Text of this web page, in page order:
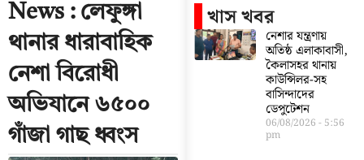
News : লেফুঙ্গা
থানার ধারাবাহিক
নেশা বিরোধী
অভিযানে ৬৫০০
গাঁজা গাছ ধ্বংস
খাস খবর
নেশার যন্ত্রণায়
অতিষ্ঠ এলাকাবাসী,
কৈলাসহর থানায়
কাউন্সিলর-সহ
বাসিন্দাদের
ডেপুটেশন
06/08/2026 5:56
pm